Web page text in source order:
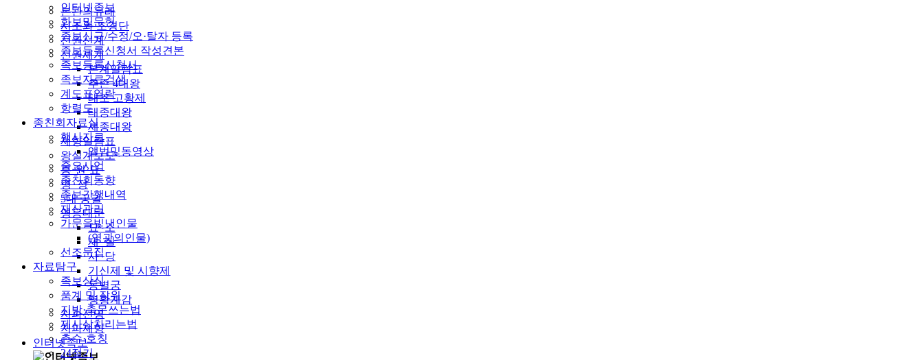
본관의유래
시조와 조경단
선원선계
선원세계
본계일람표
추존 4대왕
태조 고황제
태종대왕
세종대왕
제향일람표
왕실계보도
릉·원·묘
영 정
5대 궁궐
영응대군
묘 소
재 실
사 당
기신제 및 시향제
동별궁
명황계감
지파선영
지파제향
인터넷족보
인터넷족보
화보및문헌
족보신규/수정/오·탈자 등록
족보등록신청서 작성견본
족보등록신청서
족보자료검색
계도표열람
항렬도
종친회자료실
행사자료
앨범및동영상
중요사업
종친회동향
족보간행내역
재산관리
가문을빛낸인물
(영광의인물)
선조문집
자료탐구
족보상식
품계 및 작위
지방·축문쓰는법
제사상차리는법
촌수·호칭
24절기